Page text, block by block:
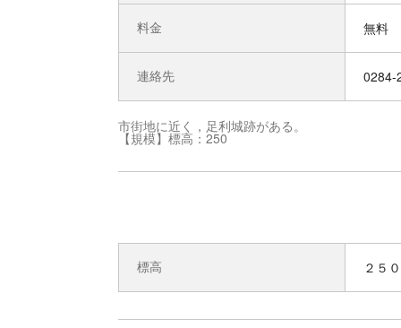
料金 無料
連絡先 0284-
市街地に近く，足利城跡がある。
【規模】標高：250
標高 ２５０